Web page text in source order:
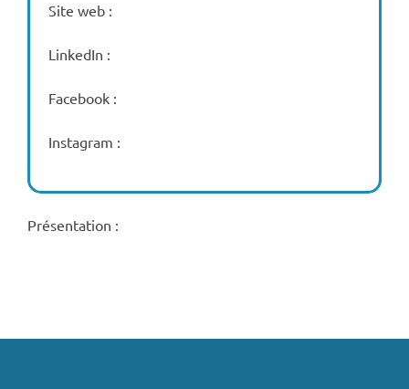
Site web :
LinkedIn :
Facebook :
Instagram :
Présentation :